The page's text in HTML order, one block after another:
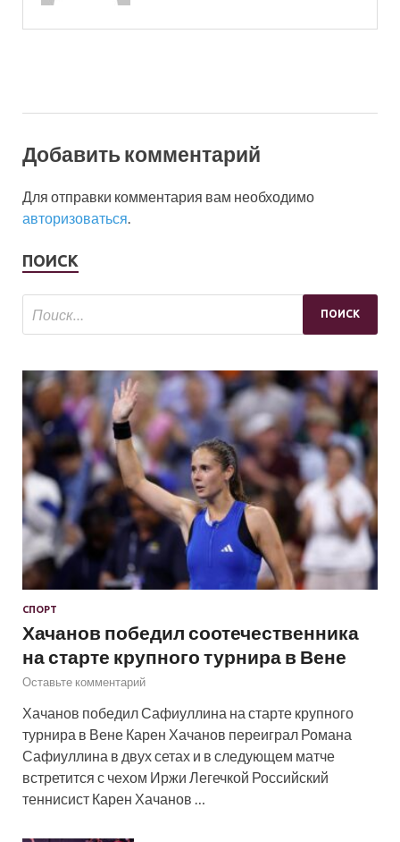
Добавить комментарий
Для отправки комментария вам необходимо
авторизоваться
ПОИСК
СПОРТ
Хачанов победил соотечественника
на старте крупного турнира в Вене
Оставьте комментарий
Хачанов победил Сафиуллина на старте крупного
турнира в Вене Карен Хачанов переиграл Романа
Сафиуллина в двух сетах и в следующем матче
встретится с чехом Иржи Легечкой Российский
теннисист Карен Хачанов …